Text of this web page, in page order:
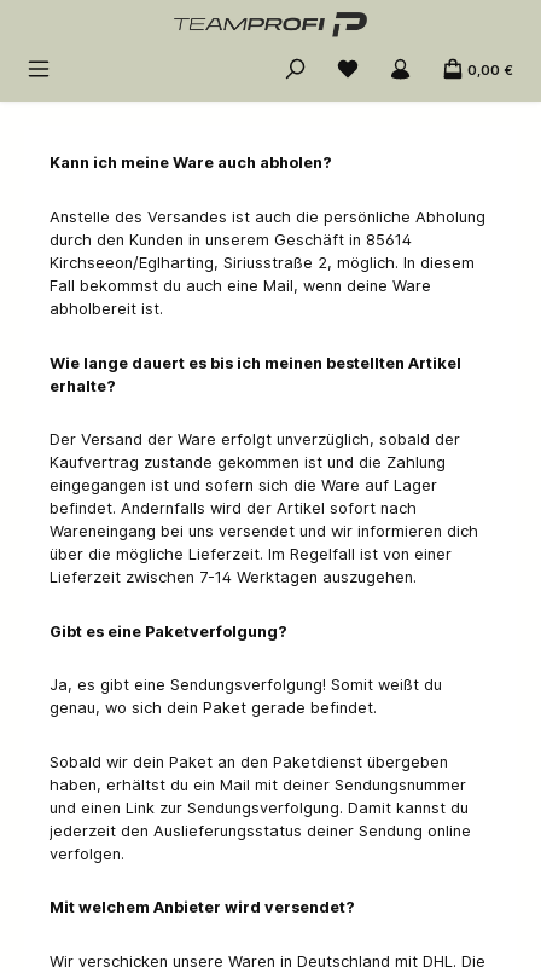
Zum Hauptinhalt springen
0,00 €
Kann ich meine Ware auch abholen?
Anstelle des Versandes ist auch die persönliche Abholung
durch den Kunden in unserem Geschäft in 85614
Kirchseeon/Eglharting, Siriusstraße 2, möglich. In diesem
Fall bekommst du auch eine Mail, wenn deine Ware
abholbereit ist.
Wie lange dauert es bis ich meinen bestellten Artikel
erhalte?
Der Versand der Ware erfolgt unverzüglich, sobald der
Kaufvertrag zustande gekommen ist und die Zahlung
eingegangen ist und sofern sich die Ware auf Lager
befindet. Andernfalls wird der Artikel sofort nach
Wareneingang bei uns versendet und wir informieren dich
über die mögliche Lieferzeit. Im Regelfall ist von einer
Lieferzeit zwischen 7-14 Werktagen auszugehen.
Gibt es eine Paketverfolgung?
Ja, es gibt eine Sendungsverfolgung! Somit weißt du
genau, wo sich dein Paket gerade befindet.
Sobald wir dein Paket an den Paketdienst übergeben
haben, erhältst du ein Mail mit deiner Sendungsnummer
und einen Link zur Sendungsverfolgung. Damit kannst du
jederzeit den Auslieferungsstatus deiner Sendung online
verfolgen.
Mit welchem Anbieter wird versendet?
Wir verschicken unsere Waren in Deutschland mit DHL. Die